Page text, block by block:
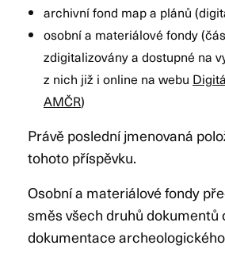
archivní fond map a plánů
osobní a materiálové fondy
zdigitalizovány a dostupné na
z nich již i online na webu
AMČR)
Právě poslední jmenovaná
tohoto příspěvku.
Osobní a materiálové fondy
směs všech druhů dokumentů
dokumentace